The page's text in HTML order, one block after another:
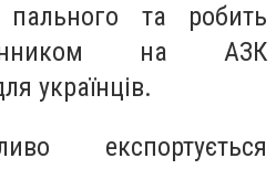
пального та робить
на АЗК
українців.
експортується